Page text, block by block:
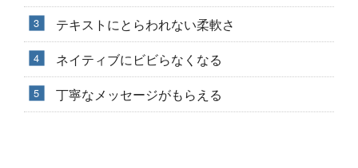
テキストにとらわれない柔軟さ
ネイティブにビビらなくなる
丁寧なメッセージがもらえる